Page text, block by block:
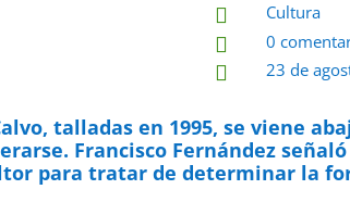
 Cultura
 0
 23 de
talladas en 1995, se viene
Francisco Fernández
para tratar de determinar la